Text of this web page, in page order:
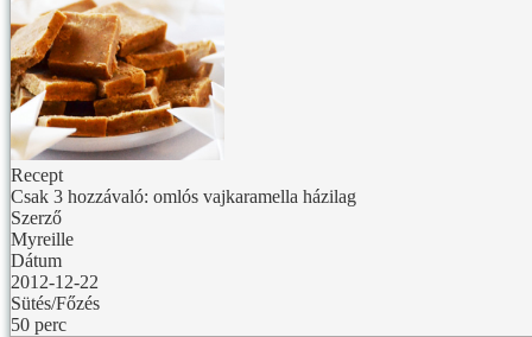
Recept
Csak 3 hozzávaló: omlós vajkaramella házilag
Szerző
Myreille
Dátum
2012-12-22
Sütés/Főzés
50 perc